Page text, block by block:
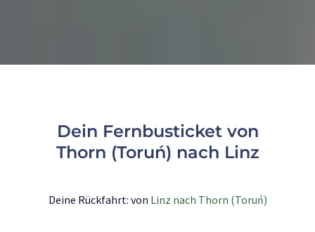
Dein Fernbusticket von
Thorn (Toruń) nach Linz
Deine Rückfahrt: von Linz nach Thorn (Toruń)